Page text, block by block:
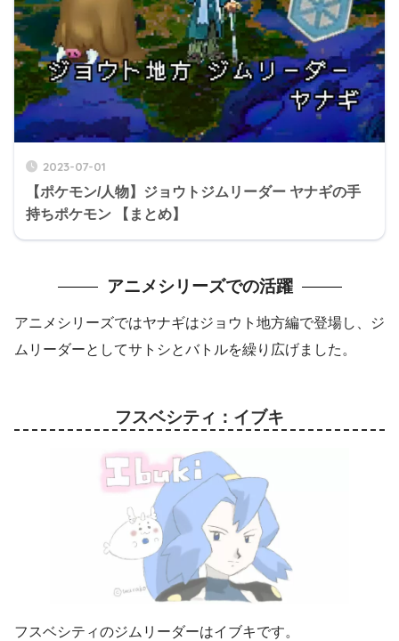
2023-07-01
【ポケモン/人物】ジョウトジムリーダー ヤナギの手
持ちポケモン 【まとめ】
アニメシリーズでの活躍
アニメシリーズではヤナギはジョウト地方編で登場し、ジ
ムリーダーとしてサトシとバトルを繰り広げました。
フスベシティ：イブキ
フスベシティのジムリーダーはイブキです。